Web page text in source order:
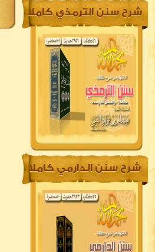
شرح سنن الترمذي كاملا
شرح سنن الدارمي كاملا